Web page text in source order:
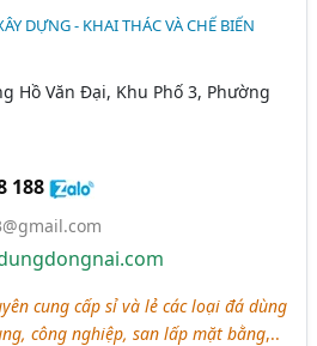
DỰNG - KHAI THÁC VÀ CHẾ BIẾN
Hồ Văn Đại, Khu Phố 3, Phường
188
cung cấp sỉ và lẻ các loại đá dùng
công nghiệp, san lấp mặt bằng,..